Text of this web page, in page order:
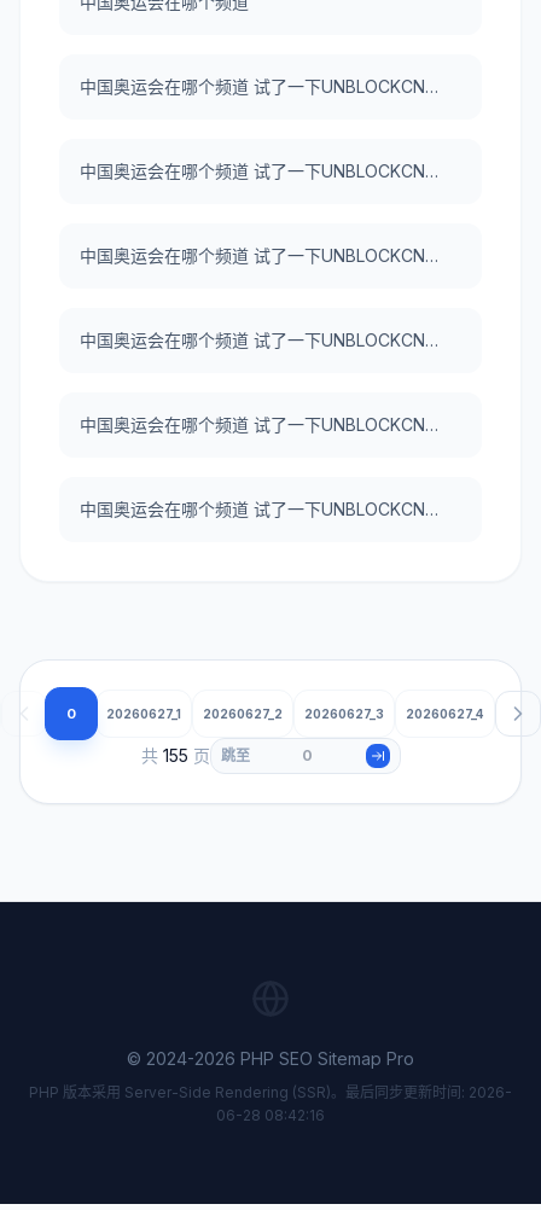
中国奥运会在哪个频道 试了一下UNBLOCKCN，真好用。
中国奥运会在哪个频道 试了一下UNBLOCKCN，真好用。
中国奥运会在哪个频道 试了一下UNBLOCKCN，真好用。
中国奥运会在哪个频道 试了一下UNBLOCKCN，真好用。
中国奥运会在哪个频道 试了一下UNBLOCKCN，真好用。
中国奥运会在哪个频道 试了一下UNBLOCKCN，真好用。
0 20260627_1 20260627_2 20260627_3 20260627_4
共 155 页 跳至
© 2024-2026 PHP SEO Sitemap Pro
PHP 版本采用 Server-Side Rendering (SSR)。最后同步更新时间: 2026-
06-28 08:42:16